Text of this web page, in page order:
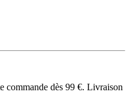
commande dès 99 €. Livraison